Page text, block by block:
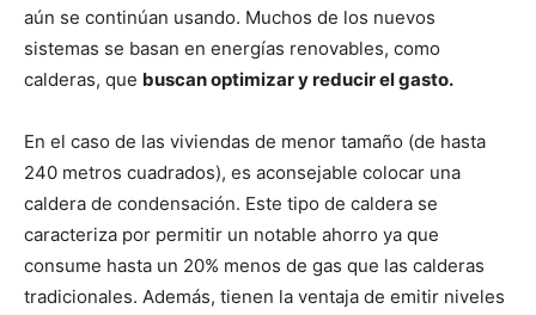
aún se continúan usando. Muchos de los nuevos
sistemas se basan en energías renovables, como
calderas, que buscan optimizar y reducir el gasto.
En el caso de las viviendas de menor tamaño (de hasta
240 metros cuadrados), es aconsejable colocar una
caldera de condensación. Este tipo de caldera se
caracteriza por permitir un notable ahorro ya que
consume hasta un 20% menos de gas que las calderas
tradicionales. Además, tienen la ventaja de emitir niveles